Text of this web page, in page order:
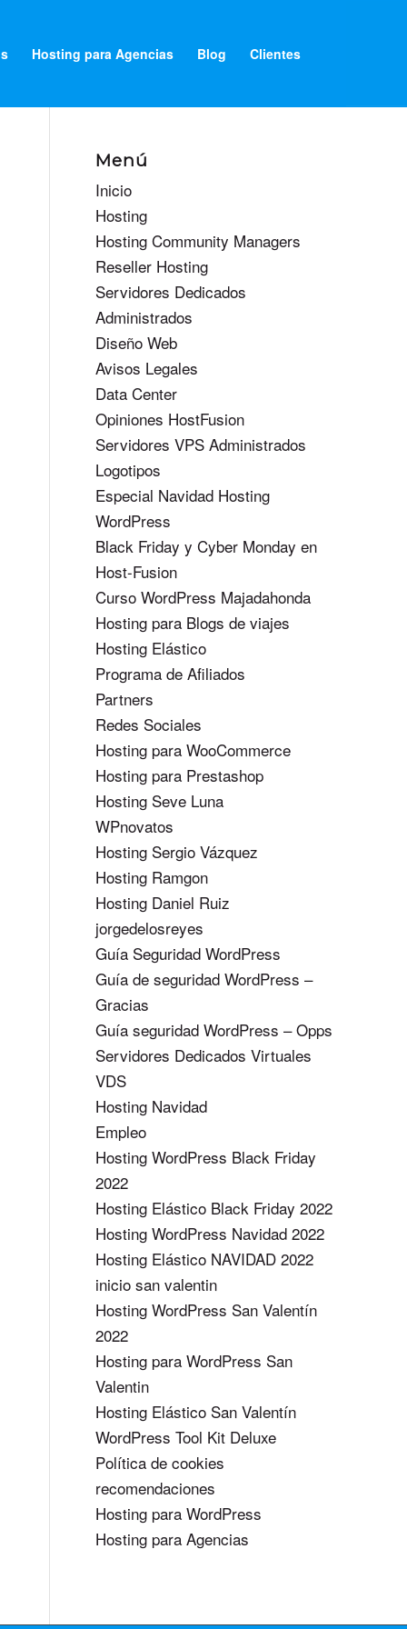
Hosting para Agencias Blog Clientes
Menú
Inicio
Hosting
Hosting Community Managers
Reseller Hosting
Servidores Dedicados
Administrados
Diseño Web
Avisos Legales
Data Center
Opiniones HostFusion
Servidores VPS Administrados
Logotipos
Especial Navidad Hosting
WordPress
Black Friday y Cyber Monday en
Host-Fusion
Curso WordPress Majadahonda
Hosting para Blogs de viajes
Hosting Elástico
Programa de Afiliados
Partners
Redes Sociales
Hosting para WooCommerce
Hosting para Prestashop
Hosting Seve Luna
WPnovatos
Hosting Sergio Vázquez
Hosting Ramgon
Hosting Daniel Ruiz
jorgedelosreyes
Guía Seguridad WordPress
Guía de seguridad WordPress –
Gracias
Guía seguridad WordPress – Opps
Servidores Dedicados Virtuales
VDS
Hosting Navidad
Empleo
Hosting WordPress Black Friday
2022
Hosting Elástico Black Friday 2022
Hosting WordPress Navidad 2022
Hosting Elástico NAVIDAD 2022
inicio san valentin
Hosting WordPress San Valentín
2022
Hosting para WordPress San
Valentin
Hosting Elástico San Valentín
WordPress Tool Kit Deluxe
Política de cookies
recomendaciones
Hosting para WordPress
Hosting para Agencias